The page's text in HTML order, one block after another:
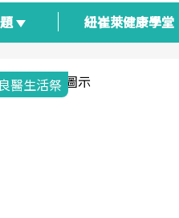
紐崔萊健康學堂
與健康韌性的距離